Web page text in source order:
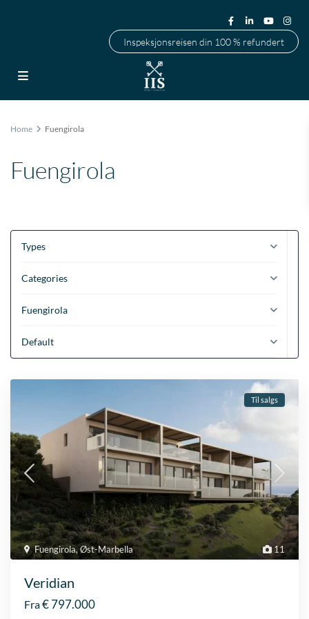
Inspeksjonsreisen din 100 % refundert
Home Fuengirola
Fuengirola
Types
Categories
Fuengirola
Default
11
Fuengirola,Øst-Marbella
Til salgs
Veridian
Fra€ 797.000